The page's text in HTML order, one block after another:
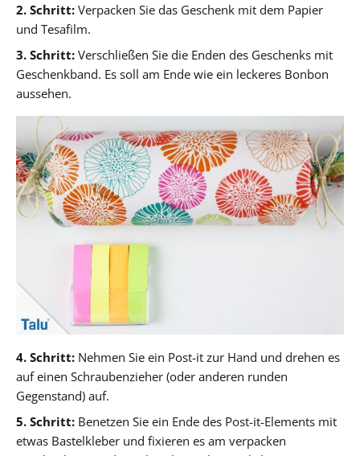
2. Schritt: Verpacken Sie das Geschenk mit dem Papier
und Tesafilm.
3. Schritt: Verschließen Sie die Enden des Geschenks mit
Geschenkband. Es soll am Ende wie ein leckeres Bonbon
aussehen.
4. Schritt: Nehmen Sie ein Post-it zur Hand und drehen es
auf einen Schraubenzieher (oder anderen runden
Gegenstand) auf.
5. Schritt: Benetzen Sie ein Ende des Post-it-Elements mit
etwas Bastelkleber und fixieren es am verpacken